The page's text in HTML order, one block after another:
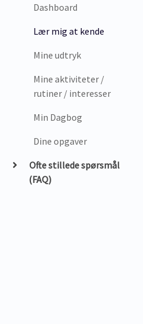
Dashboard
Lær mig at kende
Mine udtryk
Mine aktiviteter /
rutiner / interesser
Min Dagbog
Dine opgaver
Ofte stillede spørsmål
(FAQ)